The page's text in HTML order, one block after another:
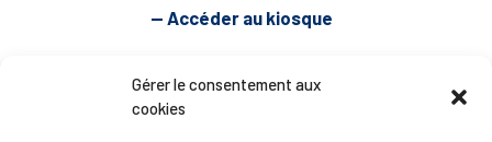
Gérer le consentement aux
cookies
— Accéder au kiosque
D’ART ET D’HISTOIRE